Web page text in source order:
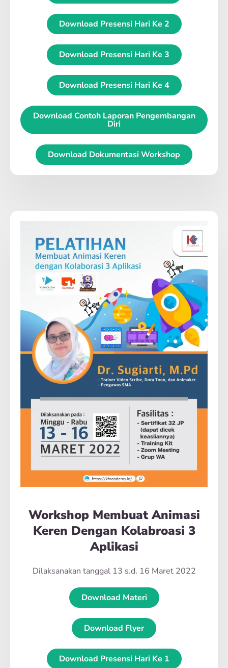
Download Presensi Hari Ke 2
Download Presensi Hari Ke 3
Download Presensi Hari Ke 4
Download Contoh Laporan Pengembangan
Diri
Download Dokumentasi Workshop
Workshop Membuat Animasi
Keren Dengan Kolabroasi 3
Aplikasi
Dilaksanakan tanggal 13 s.d. 16 Maret 2022
Download Materi
Download Flyer
Download Presensi Hari Ke 1